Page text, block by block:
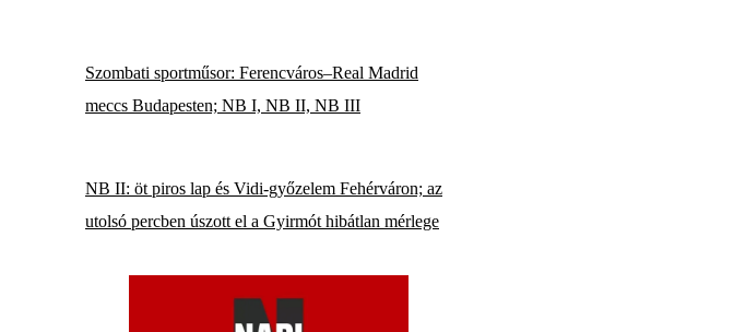
Szombati sportműsor: Ferencváros–Real Madrid
meccs Budapesten; NB I, NB II, NB III
NB II: öt piros lap és Vidi-győzelem Fehérváron; az
utolsó percben úszott el a Gyirmót hibátlan mérlege